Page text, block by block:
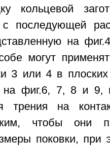
кольцевой
с последующей
на
могут
3 или 4 в
на фиг.6, 7, 8 и 9,
трения на
чтобы они
поковки, при